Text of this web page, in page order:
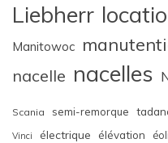
Liebherr
Manitowoc
nacelle nacelles
Scania semi-remorque
Vinci électrique élévation